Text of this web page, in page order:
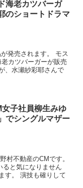
海老カツバーガ
のショートドラマ
発売されます。 モス
カツバーガーが販売
、水瀬紗彩耶さんで
子社員柳生みゆ
でシングルマザー
村不動産のCMです。
ると気になりません
す。 演技も確りして